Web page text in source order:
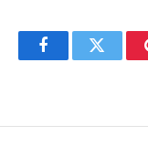
FacebookTwitter